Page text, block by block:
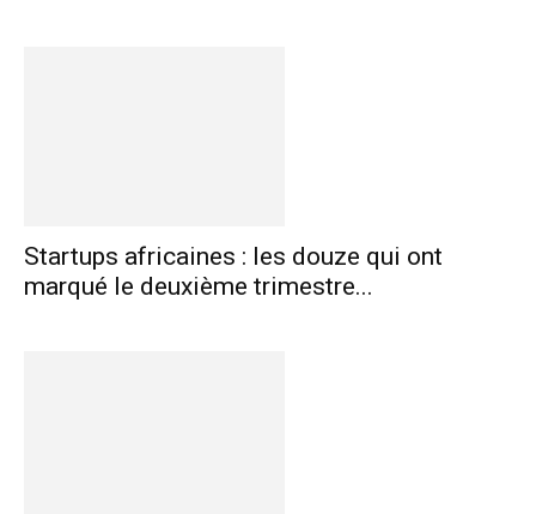
Startups africaines : les douze qui ont
marqué le deuxième trimestre...